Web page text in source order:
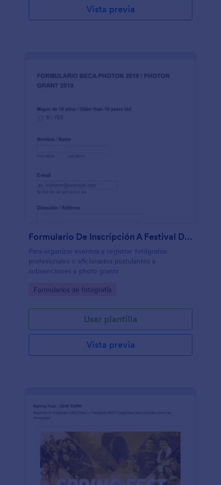
Vista previa
Formulario De Inscripción A Festival De Fotografías
Para organizar eventos y registrar fotógrafos
profesionales o aficionados postulantes a
subvenciones o photo grants
Go to Category:
Formularios de fotografía
Usar plantilla
Vista previa